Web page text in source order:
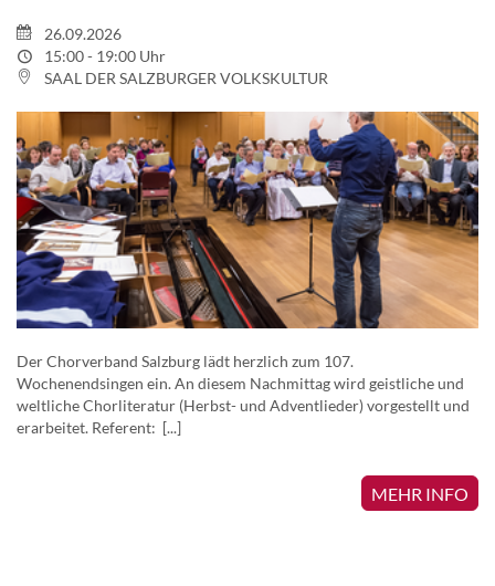
26.09.2026
15:00 - 19:00 Uhr
SAAL DER SALZBURGER VOLKSKULTUR
Der Chorverband Salzburg lädt herzlich zum 107.
Wochenendsingen ein. An diesem Nachmittag wird geistliche und
weltliche Chorliteratur (Herbst- und Adventlieder) vorgestellt und
erarbeitet. Referent: [...]
MEHR INFO